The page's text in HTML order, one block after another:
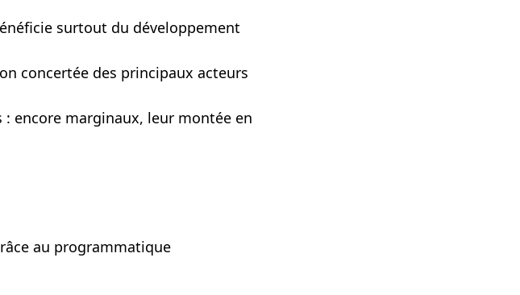
surtout du développement
concertée des principaux acteurs
: encore marginaux, leur montée en
au programmatique